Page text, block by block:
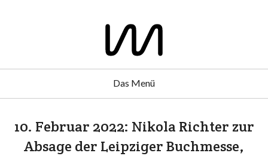
Das Menü
10. Februar 2022: Nikola Richter zur
Absage der Leipziger Buchmesse,